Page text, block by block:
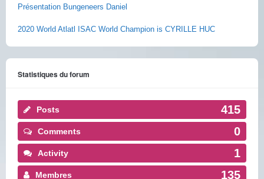
Présentation Bungeneers Daniel
2020 World Atlatl ISAC World Champion is CYRILLE HUC
Statistiques du forum
Posts 415
Comments 0
Activity 1
Membres 135